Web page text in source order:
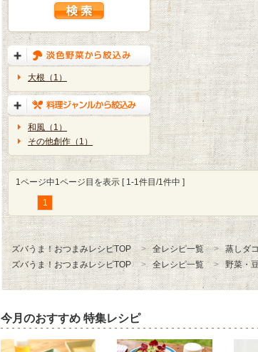
大根（1）
和風（1）
その他創作（1）
1ページ中1ページ目を表示 [ 1-1件目/1件中 ]
1
ズバうま！おつまみレシピTOP 全レシピ一覧
蒸しダ
ズバうま！おつまみレシピTOP
全レシピ一覧 野菜・
今月のおすすめ 特集レシピ